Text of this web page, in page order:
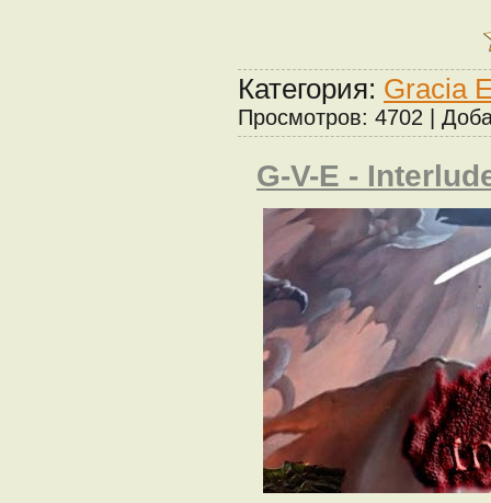
Категория: Gracia
Просмотров: 4702 |
G-V-E -